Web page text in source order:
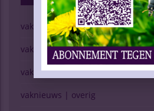
vaknieuws | wijn
vaknieuws | gedistilleerd
vaknieuws | bier
vaknieuws | overig